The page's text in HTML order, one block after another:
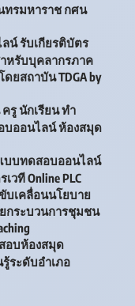
รมหาราช กศน
น์ รับเกียรติบัตร
หรับบุคลากรภาค
ยสถาบัน TDGA by
รู นักเรียน ทำ
ออนไลน์ ห้องสมุด
บบทดสอบออนไลน์
วที Online PLC
ขับเคลื่อนนโยบาย
กระบวนการชุมชน
อบห้องสมุด
ระดับอำเภอ